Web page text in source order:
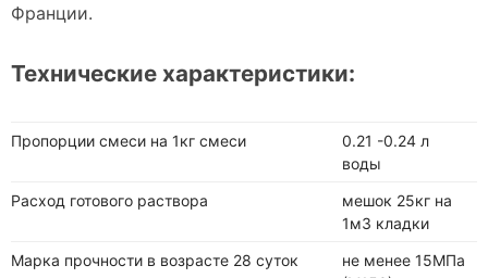
Франции.
Технические характеристики:
Пропорции смеси на 1кг смеси
0.21 -0.24 л
воды
Расход готового раствора
мешок 25кг на
1м3 кладки
Марка прочности в возрасте 28 суток
не менее 15МПа